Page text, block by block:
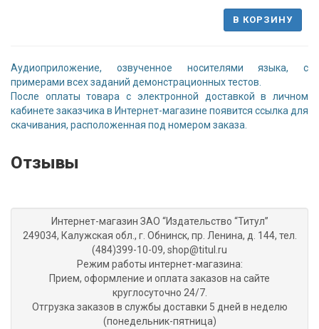
В КОРЗИНУ
Аудиоприложение, озвученное носителями языка, с
примерами всех заданий демонстрационных тестов.
После оплаты товара с электронной доставкой в личном
кабинете заказчика в Интернет-магазине появится ссылка для
скачивания, расположенная под номером заказа.
Отзывы
Интернет-магазин ЗАО “Издательство “Титул”
249034, Калужская обл., г. Обнинск, пр. Ленина, д. 144, тел.
(484)399-10-09, shop@titul.ru
Режим работы интернет-магазина:
Прием, оформление и оплата заказов на сайте
круглосуточно 24/7.
Отгрузка заказов в службы доставки 5 дней в неделю
(понедельник-пятница)